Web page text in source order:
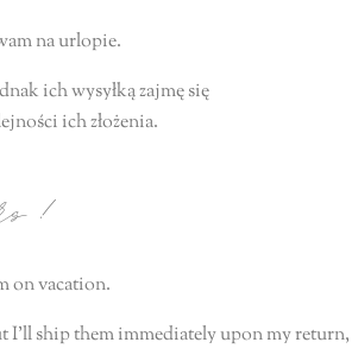
na urlopie.
ich wysyłką zajmę się
ich złożenia.
!
on vacation.
I’ll ship them immediately upon my